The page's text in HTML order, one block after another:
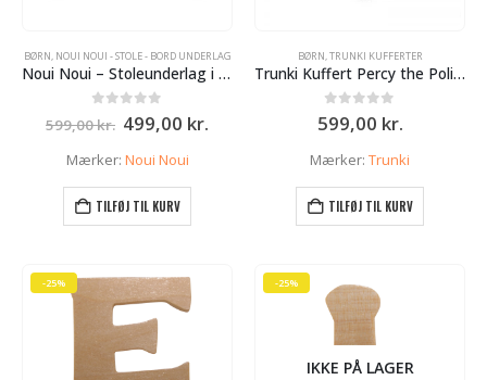
BØRN, NOUI NOUI - STOLE - BORD UNDERLAG
Noui Noui – Stoleunderlag i mange farver 120 x 95 cm – Cocoa
ud af 5
599,00kr. Den
oprindelige
pris
599,00 kr..
499,00 kr.Den
499,00 kr..
Mærker: Noui Noui
TILFØJ TIL KURV
BØRN,TRUNKI KUFFERTER
Trunki Kuffert Percy the Policecar
0ud af 5
599,00 kr.
Mærker: Trunki
TILFØJ TIL KURV
-25% -25%
IKKE PÅ LAGER